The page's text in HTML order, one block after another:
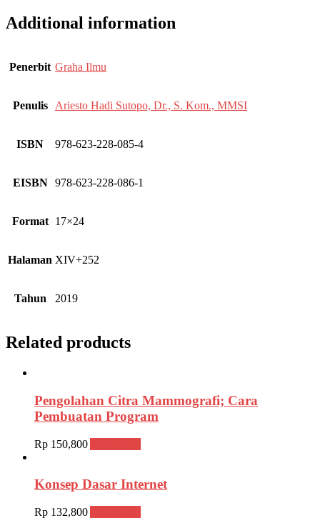
Additional information
Penerbit Graha Ilmu
Penulis Ariesto Hadi Sutopo, Dr., S. Kom., MMSI
ISBN 978-623-228-085-4
EISBN 978-623-228-086-1
Format 17×24
Halaman XIV+252
Tahun 2019
Related products
Pengolahan Citra Mammografi; Cara
Pembuatan Program
Rp 150,800
Konsep Dasar Internet
Rp 132,800